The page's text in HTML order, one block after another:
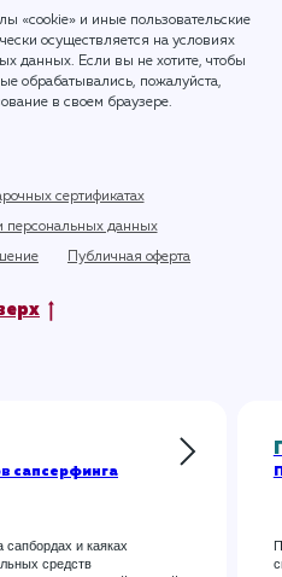
«cookie» и иные пользовательские
осуществляется на условиях
данных. Если вы не хотите, чтобы
обрабатывались, пожалуйста,
в своем браузере.
сертификатах
персональных данных
Публичная оферта
сапсерфинга
сапбордах и каяках
средств